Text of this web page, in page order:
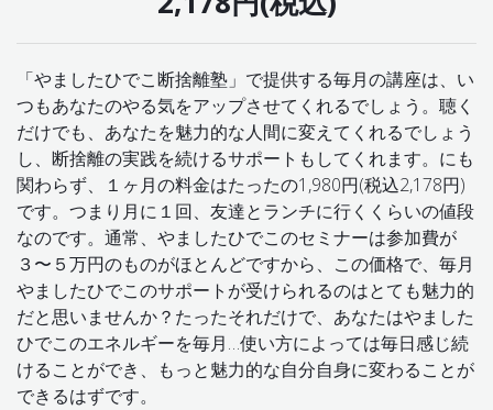
「やましたひでこ断捨離塾」で提供する毎月の講座は、い
つもあなたのやる気をアップさせてくれるでしょう。聴く
だけでも、あなたを魅力的な人間に変えてくれるでしょう
し、断捨離の実践を続けるサポートもしてくれます。にも
関わらず、１ヶ月の料金はたったの1,980円(税込2,178円)
です。つまり月に１回、友達とランチに行くくらいの値段
なのです。通常、やましたひでこのセミナーは参加費が
３〜５万円のものがほとんどですから、この価格で、毎月
やましたひでこのサポートが受けられるのはとても魅力的
だと思いませんか？たったそれだけで、あなたはやました
ひでこのエネルギーを毎月…使い方によっては毎日感じ続
けることができ、もっと魅力的な自分自身に変わることが
できるはずです。